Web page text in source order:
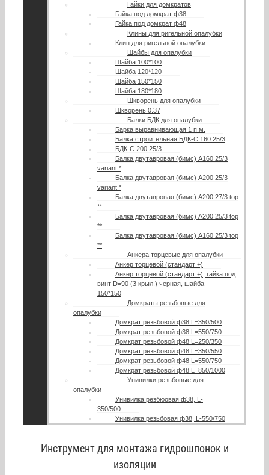
Гайки для домкратов
Гайка под домкрат ф38
Гайка под домкрат ф48
Клины для ригельной опалубки
Клин для ригельной опалубки
Шайбы для опалубки
Шайба 100*100
Шайба 120*120
Шайба 150*150
Шайба 180*180
Шкворень для опалубки
Шкворень 0.37
Балки БДК для опалубки
Барка выравнивающая 1 п.м.
Балка строительная БДК-С 160 25/3
БДК-С 200 25/3
Балка двутавровая (бимс) А160 25/3
variant *
Балка двутавровая (бимс) А200 25/3
variant *
Балка двутавровая (бимс) А200 27/3 top
**
Балка двутавровая (бимс) A200 25/3 top
**
Балка двутавровая (бимс) A160 25/3 top
**
Анкера торцевые для опалубки
Анкер торцевой (стандарт +)
Анкер торцевой (стандарт +), гайка под
винт D=90 (3 крыл.) черная, шайба
150*150
Домкраты резьбовые для
опалубки
Домкрат резьбовой ф38 L=350/500
Домкрат резьбовой ф38 L=550/750
Домкрат резьбовой ф48 L=250/350
Домкрат резьбовой ф48 L=350/550
Домкрат резьбовой ф48 L=550/750
Домкрат резьбовой ф48 L=850/1000
Унивилки резьбовые для
опалубки
Унивилка резбюовая ф38, L-
350/500
Унивилка резьбовая ф38, L-550/750
Инструмент для монтажа гидрошпонок и
изоляции